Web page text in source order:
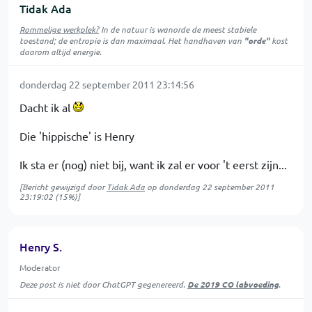
Tidak Ada
Rommelige werkplek?In de natuur iswanordede meest stabiele
toestand; de entropie is dan maximaal. Het handhaven van "orde"kost
daarom altijd energie.
donderdag 22 september 2011 23:14:56
Dacht ik al
Die 'hippische' is Henry
Ik sta er (nog) niet bij, want ik zal er voor 't eerst zijn...
[Bericht gewijzigd doorTidak Ada op donderdag 22 september 2011
23:19:02 (15%)]
Henry S.
Moderator
Deze post is niet door ChatGPT gegenereerd. De 2019 CO labvoeding.